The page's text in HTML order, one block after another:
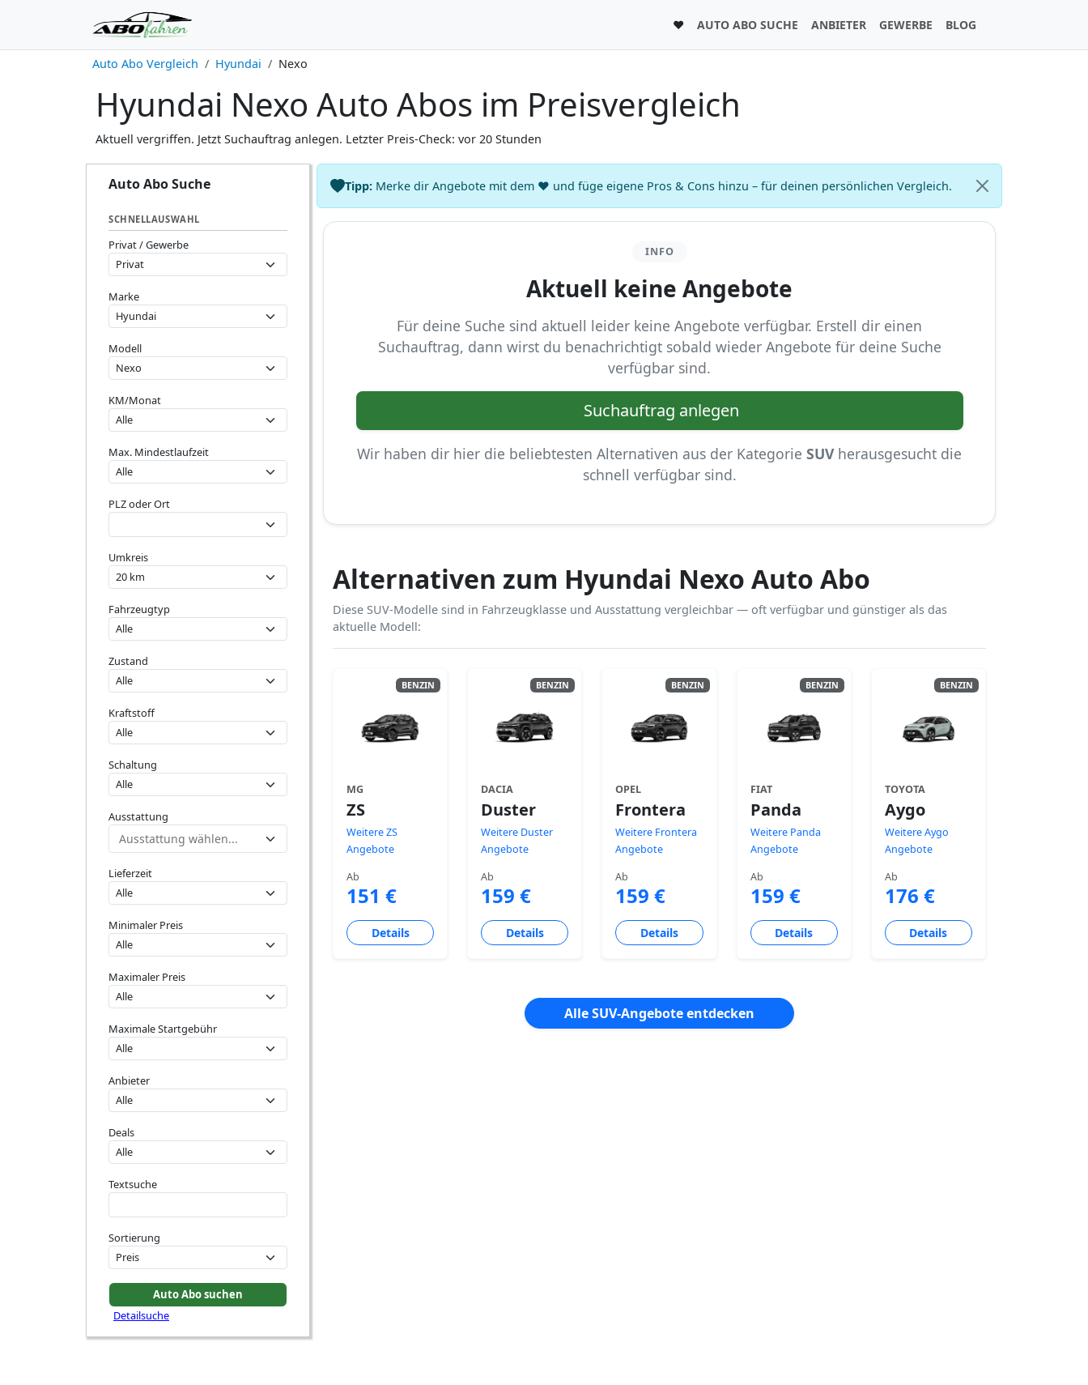
♥ AUTO ABO SUCHE ANBIETER GEWERBE BLOG
Auto Abo Vergleich Hyundai Nexo
Hyundai Nexo Auto Abos im Preisvergleich
Aktuell vergriffen. Jetzt Suchauftrag anlegen. Letzter Preis-Check: vor 20 Stunden
Auto Abo Suche
SCHNELLAUSWAHL
Privat / Gewerbe
Marke
Modell
KM/Monat
Max. Mindestlaufzeit
PLZ oder Ort
Umkreis
Fahrzeugtyp
Zustand
Kraftstoff
Schaltung
Ausstattung
Lieferzeit
Minimaler Preis
Maximaler Preis
Maximale Startgebühr
Anbieter
Deals
Textsuche
Sortierung
Detailsuche
Tipp: Merke dir Angebote mit dem ♥ und füge eigene Pros & Cons hinzu – für deinen persönlichen Vergleich.
INFO
Aktuell keine Angebote
Für deine Suche sind aktuell leider keine Angebote verfügbar. Erstell dir einen
Suchauftrag, dann wirst du benachrichtigt sobald wieder Angebote für deine Suche
verfügbar sind.
Suchauftrag anlegen
Wir haben dir hier die beliebtesten Alternativen aus der Kategorie SUVherausgesucht die
schnell verfügbar sind.
Alternativen zum Hyundai Nexo Auto Abo
Diese SUV-Modelle sind in Fahrzeugklasse und Ausstattung vergleichbar — oft verfügbar und günstiger als das
aktuelle Modell:
BENZIN
MG
ZS
Weitere ZS
Angebote
Ab
151 €
Details
BENZIN
DACIA
Duster
Weitere Duster
Angebote
Ab
159 €
Details
BENZIN
OPEL
Frontera
Weitere Frontera
Angebote
Ab
159 €
Details
BENZIN
FIAT
Panda
Weitere Panda
Angebote
Ab
159 €
Details
BENZIN
TOYOTA
Aygo
Weitere Aygo
Angebote
Ab
176 €
Details
Alle SUV-Angebote entdecken